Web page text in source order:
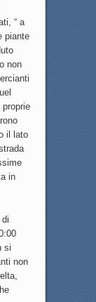
“ a
piante
non
il lato
in
si
non